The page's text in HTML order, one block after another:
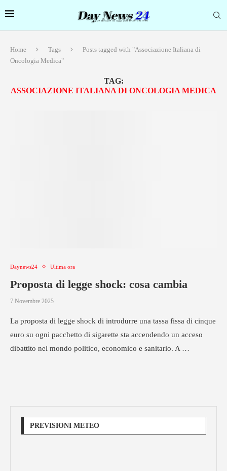
Home Tags
Posts tagged with "Associazione Italiana di
Oncologia Medica"
TAG:
ASSOCIAZIONE ITALIANA DI ONCOLOGIA MEDICA
Daynews24 Ultima ora
Proposta di legge shock: cosa cambia
7 Novembre 2025
La proposta di legge shock di introdurre una tassa fissa di cinque
euro su ogni pacchetto di sigarette sta accendendo un acceso
dibattito nel mondo politico, economico e sanitario. A …
PREVISIONI METEO